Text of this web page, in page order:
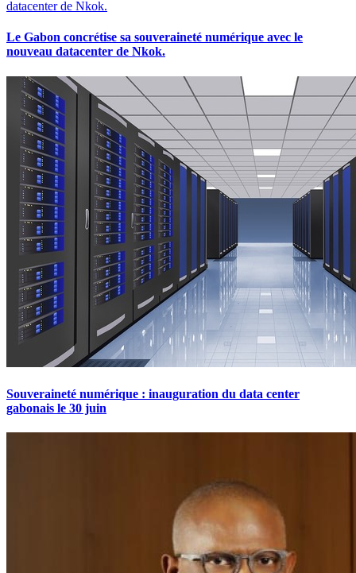
Le Gabon concrétise sa souveraineté numérique avec le
nouveau datacenter de Nkok.
Souveraineté numérique : inauguration du data center
gabonais le 30 juin